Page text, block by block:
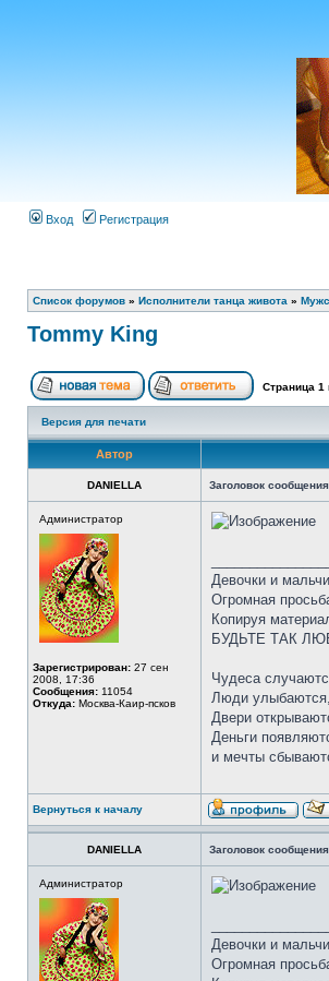
Вход Регистрация
Список форумов » Исполнители танца живота »
Tommy King
Страница 1
Версия для печати
Автор
DANIELLA Заголовок
Администратор
Зарегистрирован: 27 сен
2008, 17:36
Сообщения: 11054
Откуда: Москва-Каир-псков
Девочки и
Огромная
Копируя
БУДЬТЕ ТАК
Чудеса
Люди улыбаются,
Двери
Деньги
и мечты
Вернуться к началу
DANIELLA Заголовок
Администратор
Девочки и
Огромная